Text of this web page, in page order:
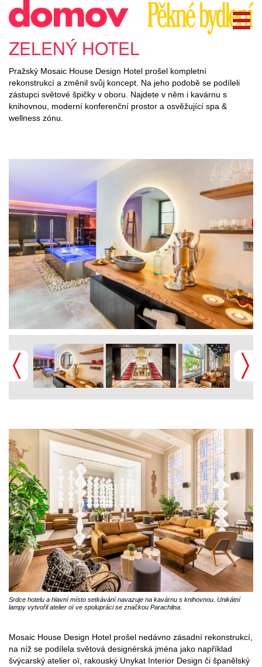
ZELENÝ HOTEL
Pražský Mosaic House Design Hotel prošel kompletní
rekonstrukcí a změnil svůj koncept. Na jeho podobě se podíleli
zástupci světové špičky v oboru. Najdete v něm i kavárnu s
knihovnou, moderní konferenční prostor a osvěžující spa &
wellness zónu.
Srdce hotelu a hlavní místo setkávání navazuje na kavárnu s knihovnou. Unikátní
lampy vytvořil atelier oï ve spolupráci se značkou Parachilna.
Mosaic House Design Hotel prošel nedávno zásadní rekonstrukcí,
na níž se podílela světová designérská jména jako například
švýcarský atelier oï, rakouský Unykat Interior Design či španělský